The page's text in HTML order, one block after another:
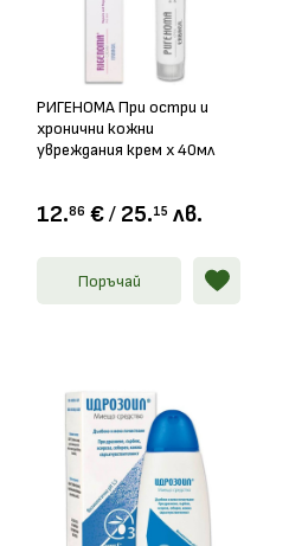
РИГЕНОМА При остри и
хронични кожни
увреждания крем х 40мл
12.86 €/ 25.15 лв.
Поръчай